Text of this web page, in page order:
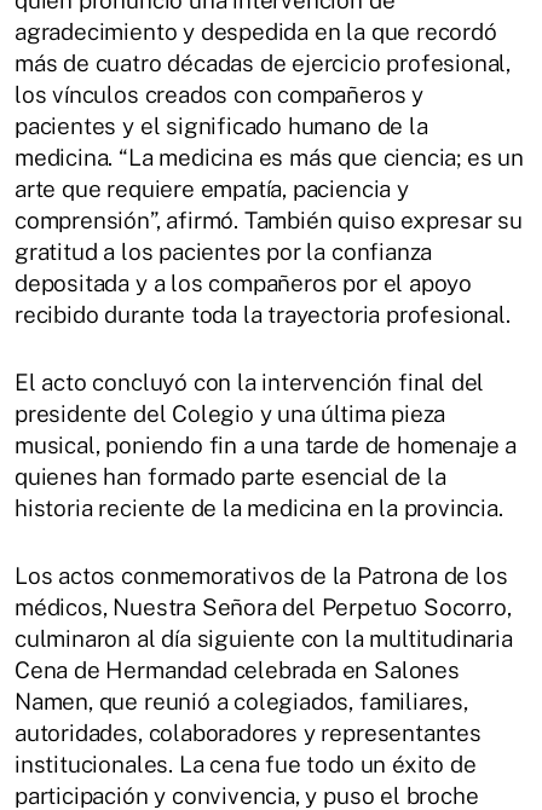
agradecimiento y despedida en la que recordó
más de cuatro décadas de ejercicio profesional,
los vínculos creados con compañeros y
pacientes y el significado humano de la
medicina. “La medicina es más que ciencia; es un
arte que requiere empatía, paciencia y
comprensión”, afirmó. También quiso expresar su
gratitud a los pacientes por la confianza
depositada y a los compañeros por el apoyo
recibido durante toda la trayectoria profesional.
El acto concluyó con la intervención final del
presidente del Colegio y una última pieza
musical, poniendo fin a una tarde de homenaje a
quienes han formado parte esencial de la
historia reciente de la medicina en la provincia.
Los actos conmemorativos de la Patrona de los
médicos, Nuestra Señora del Perpetuo Socorro,
culminaron al día siguiente con la multitudinaria
Cena de Hermandad celebrada en Salones
Namen, que reunió a colegiados, familiares,
autoridades, colaboradores y representantes
institucionales. La cena fue todo un éxito de
participación y convivencia, y puso el broche